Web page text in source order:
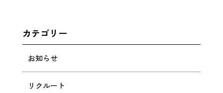
カテゴリー
お知らせ
リクルート